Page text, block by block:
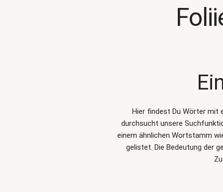
Hier findest Du Wörter mit
durchsucht unsere
einem ähnlichen Wortstamm
gelistet. Die Bedeutung der